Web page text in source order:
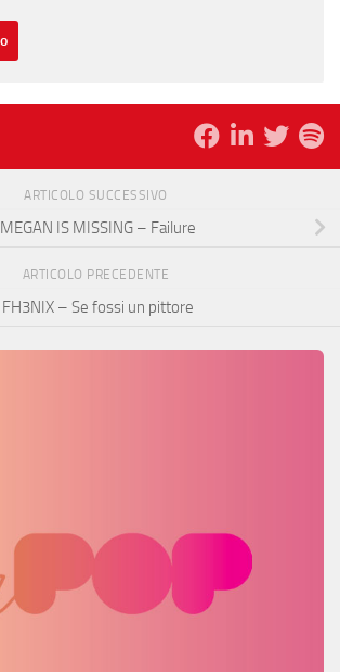
ARTICOLO SUCCESSIVO
MEGAN IS MISSING – Failure
ARTICOLO PRECEDENTE
FH3NIX – Se fossi un pittore